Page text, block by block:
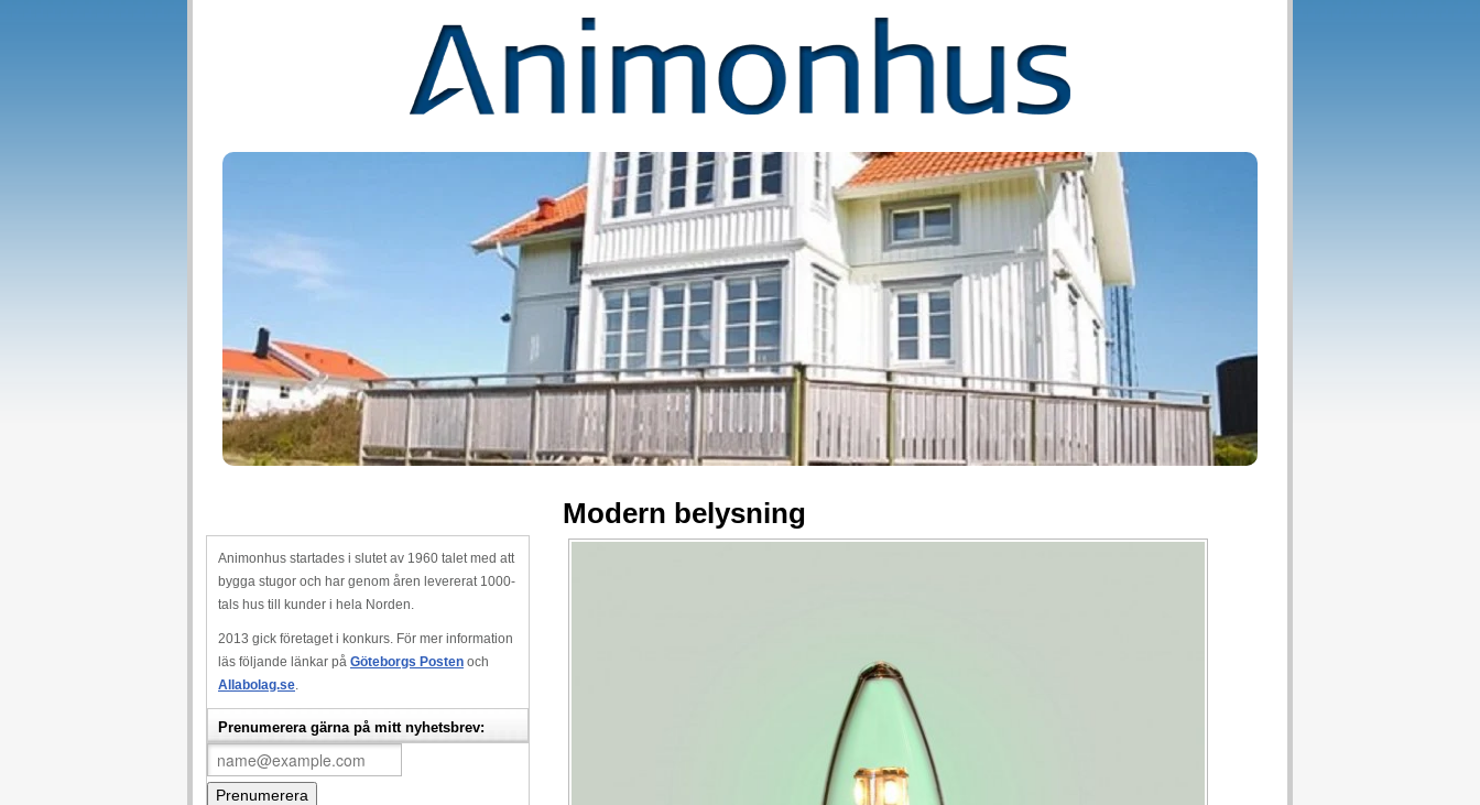
Animonhus startades i slutet av 1960 talet med att
bygga stugor och har genom åren levererat 1000-
tals hus till kunder i hela Norden.
2013 gick företaget i konkurs. För mer information
läs följande länkar på Göteborgs Posten och
Allabolag.se
Prenumerera gärna på mitt nyhetsbrev:
Modern belysning